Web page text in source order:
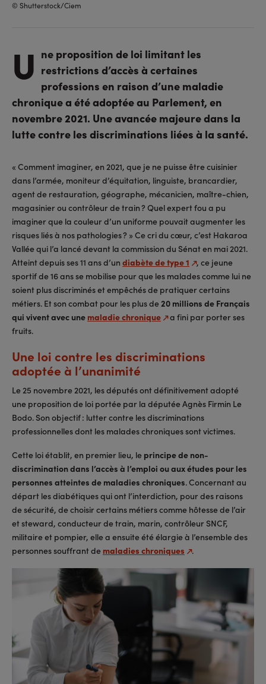
© Shutterstock/Ciem
U ne proposition de loi limitant les
restrictions d’accès à certaines
professions en raison d’une maladie
chronique a été adoptée au Parlement, en
novembre 2021. Une avancée majeure dans la
lutte contre les discriminations liées à la santé.
« Comment imaginer, en 2021, que je ne puisse être cuisinier
dans l’armée, moniteur d’équitation, linguiste, brancardier,
agent de restauration, géographe, mécanicien, maître-chien,
magasinier ou contrôleur de train ? Quel expert fou a pu
imaginer que la couleur d’un uniforme pouvait augmenter les
risques liés à nos pathologies ? » Ce cri du cœur, c’est Hakaroa
Vallée qui l’a lancé devant la commission du Sénat en mai 2021.
Atteint depuis ses 11 ans d’un diabète de type 1
, ce jeune
sportif de 16 ans se mobilise pour que les malades comme lui ne
soient plus discriminés et empêchés de pratiquer certains
métiers. Et son combat pour les plus de20 millions de Français
qui vivent avec une maladie chronique a fini par porter ses
fruits.
Une loi contre les discriminations
adoptée à l’unanimité
Le 25 novembre 2021, les députés ont définitivement adopté
une proposition de loi portée par la députée Agnès Firmin Le
Bodo. Son objectif : lutter contre les discriminations
professionnelles dont les malades chroniques sont victimes.
Cette loi établit, en premier lieu, le principe de non-
discrimination dans l’accès à l’emploi ou aux études pour les
personnes atteintes de maladies chroniques. Concernant au
départ les diabétiques qui ont l’interdiction, pour des raisons
de sécurité, de choisir certains métiers comme hôtesse de l’air
et steward, conducteur de train, marin, contrôleur SNCF,
militaire et pompier, elle a ensuite été élargie à l’ensemble des
personnes souffrant de maladies chroniques .